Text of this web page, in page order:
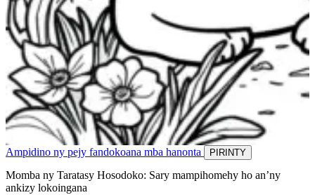
Ampidino ny pejy fandokoana mba hanonta PIRINTY
Momba ny Taratasy Hosodoko: Sary mampihomehy ho an’ny
ankizy lokoingana